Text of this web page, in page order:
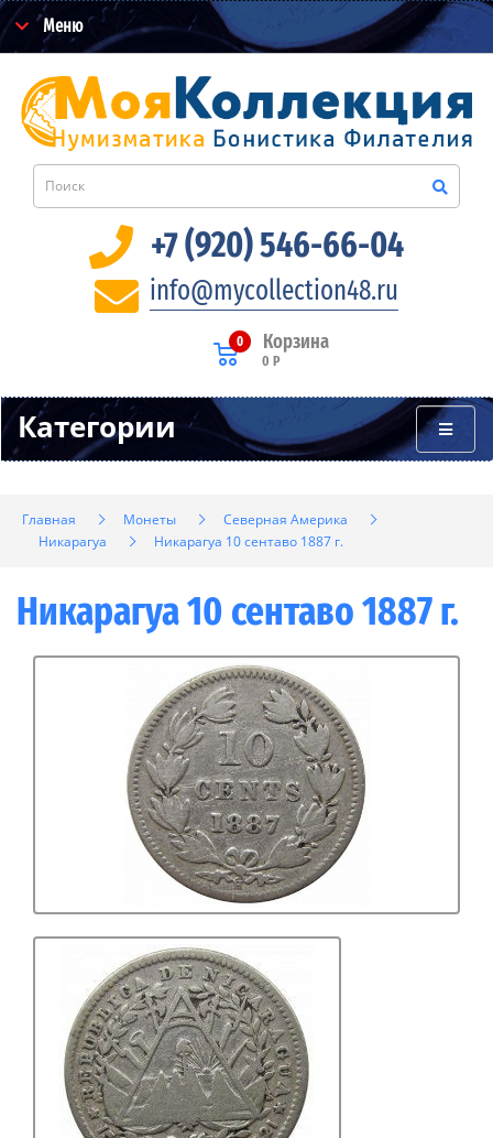
Меню
+7 (920) 546-66-04
info@mycollection48.ru
Корзина
0
0 Р
Категории
Главная Монеты
Северная Америка
Никарагуа
Никарагуа 10 сентаво 1887 г.
Никарагуа 10 сентаво 1887 г.